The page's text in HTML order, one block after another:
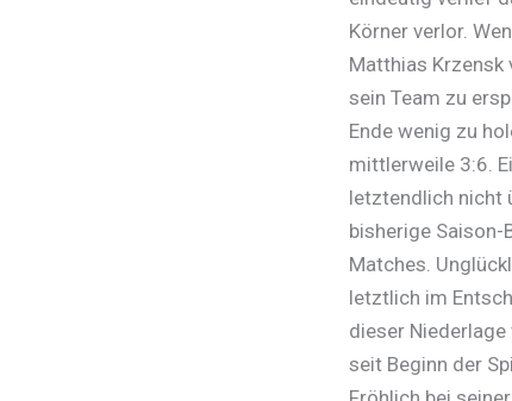
Körner verlor.
Matthias Krzensk
sein Team zu
Ende wenig zu
mittlerweile 3:6.
letztendlich nicht
bisherige Saison-
Matches.
letztlich im
dieser Niederlage
seit Beginn der